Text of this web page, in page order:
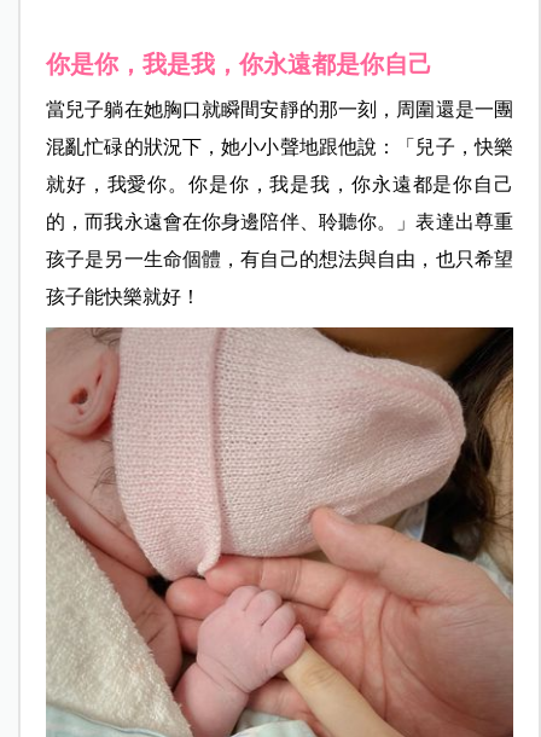
你是你，我是我，你永遠都是你自己
當兒子躺在她胸口就瞬間安靜的那一刻，周圍還是一團
混亂忙碌的狀況下，她小小聲地跟他說：「兒子，快樂
就好，我愛你。你是你，我是我，你永遠都是你自己
的，而我永遠會在你身邊陪伴、聆聽你。」表達出尊重
孩子是另一生命個體，有自己的想法與自由，也只希望
孩子能快樂就好！